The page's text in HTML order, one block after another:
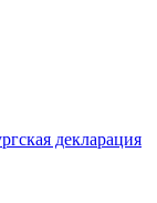
декларация